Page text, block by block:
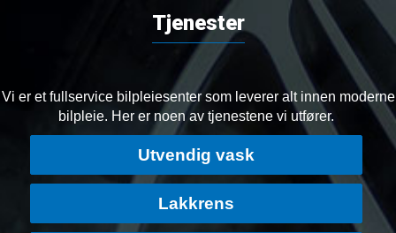
Tjenester
Vi er et fullservice bilpleiesenter som leverer alt innen moderne
bilpleie. Her er noen av tjenestene vi utfører.
Utvendig vask
Lakkrens